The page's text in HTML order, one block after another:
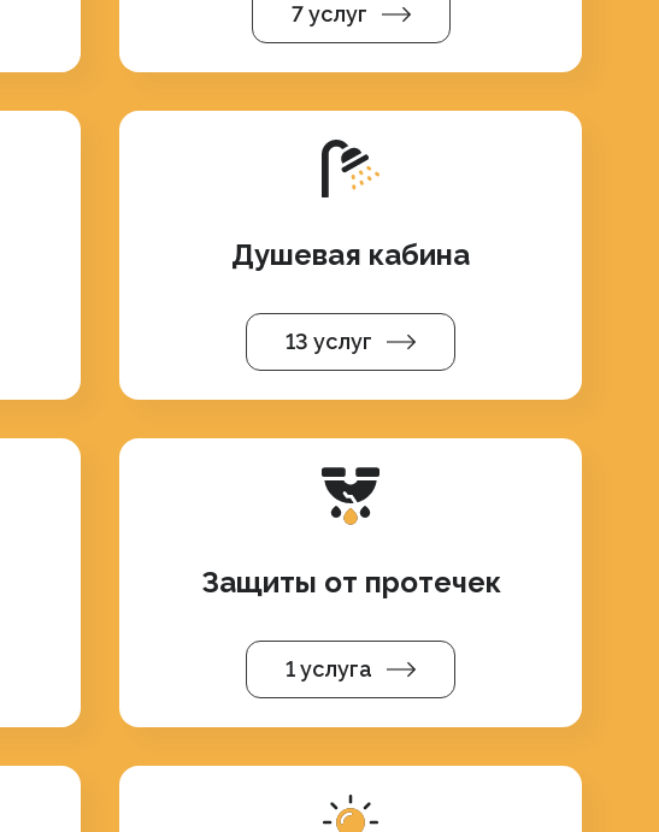
7 услуг
Душевая кабина
13 услуг
Защиты от протечек
1 услуга